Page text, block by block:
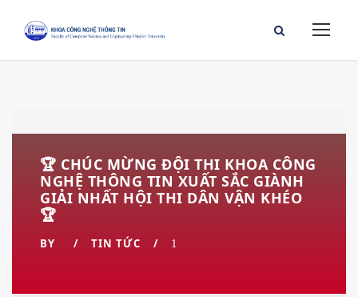
🏆 CHÚC MỪNG ĐỘI THI KHOA CÔNG
NGHỆ THÔNG TIN XUẤT SẮC GIÀNH
GIẢI NHẤT HỘI THI DÂN VẬN KHÉO
🏆
BY TIN TỨC 1